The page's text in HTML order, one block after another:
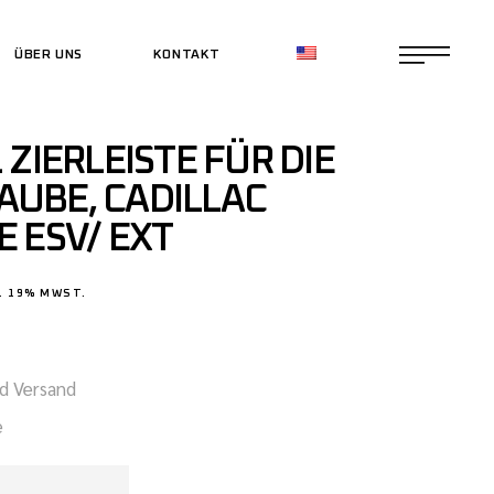
SHOP
ÜBER UNS KONTAKT
SHOP
FÜR DIE
CADILLAC
ESV/ EXT
19% MWST.
Versand